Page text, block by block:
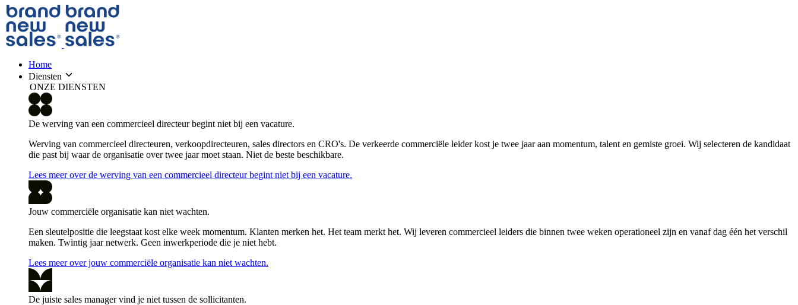
Home
Diensten
ONZE DIENSTEN
De werving van een commercieel directeur begint niet bij een vacature.
Werving van commercieel directeuren, verkoopdirecteuren, sales directors en CRO's. De verkeerde commerciële leider kost je twee jaar aan momentum, talent en gemiste groei. Wij selecteren de kandidaat
die past bij waar de organisatie over twee jaar moet staan. Niet de beste beschikbare.
Lees meer over de werving van een commercieel directeur begint niet bij een vacature.
Jouw commerciële organisatie kan niet wachten.
Een sleutelpositie die leegstaat kost elke week momentum. Klanten merken het. Het team merkt het. Wij leveren commercieel leiders die binnen twee weken operationeel zijn en vanaf dag één het verschil
maken. Twintig jaar netwerk. Geen inwerkperiode die je niet hebt.
Lees meer over jouw commerciële organisatie kan niet wachten.
De juiste sales manager vind je niet tussen de sollicitanten.